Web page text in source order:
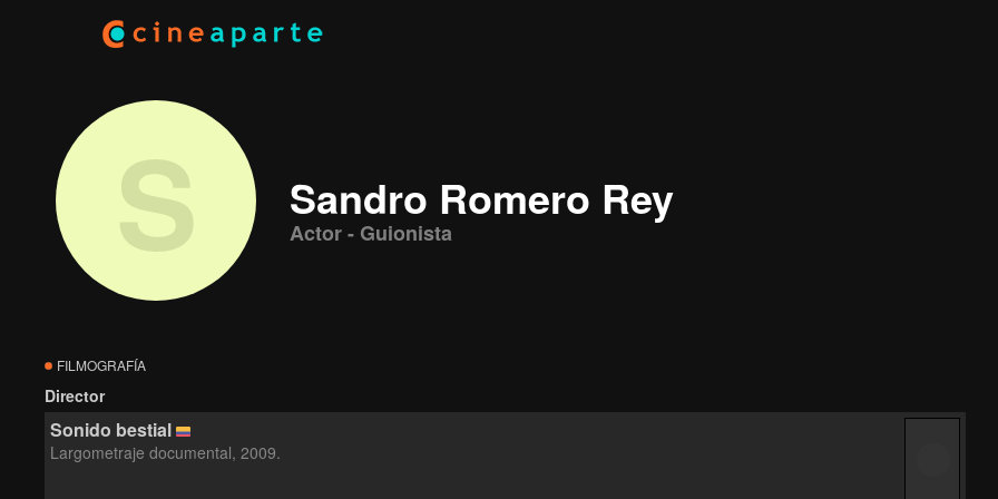
S Sandro Romero Rey
Actor - Guionista
FILMOGRAFÍA
Director
Sonido bestial
Largometraje documental, 2009.